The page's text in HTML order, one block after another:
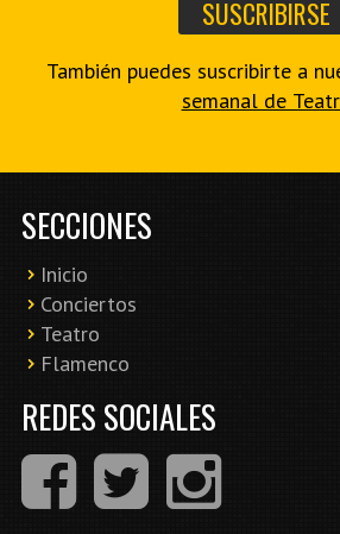
También puedes suscribirte a
semanal de
SECCIONES
Inicio
Conciertos
Teatro
Flamenco
REDES SOCIALES